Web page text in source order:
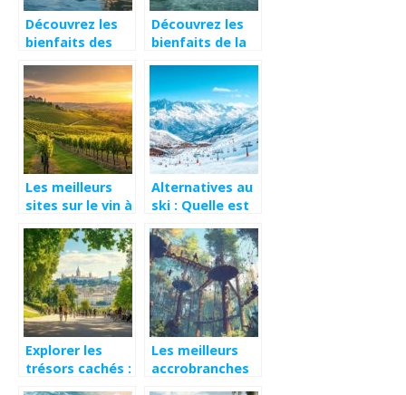
Découvrez les
bienfaits des
Normandie pour
une cure
revitalisante
Découvrez les
bienfaits de la
Rhône-Alpes
pour votre
santé et bien-
être
Les meilleurs
sites sur le vin à
2025
Alternatives au
ski : Quelle est
la plus près de
Bordeaux pour
pratiquer la
luge ?
Explorer les
trésors cachés :
Les meilleurs
accrobranches